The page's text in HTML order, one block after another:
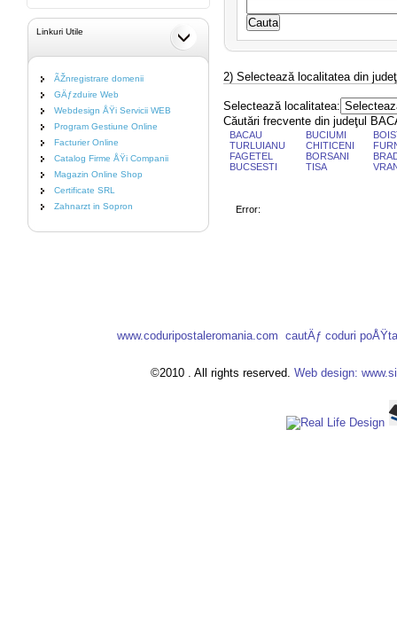
Linkuri Utile
ÃŽnregistrare domenii
GÄƒzduire Web
Webdesign ÅŸi Servicii WEB
Program Gestiune Online
Facturier Online
Catalog Firme ÅŸi Companii
Magazin Online Shop
Certificate SRL
Zahnarzt in Sopron
2) Selectează localitatea din
Selectează localitatea:
Căutări frecvente din judeţul
BACAU
TURLUIANU
FAGETEL
BUCSESTI
BUCIUMI
CHITICENI
BORSANI
TISA
Error:
www.coduripostaleromania.com cautÄƒ coduri
©2010 . All rights reserved. Web design: